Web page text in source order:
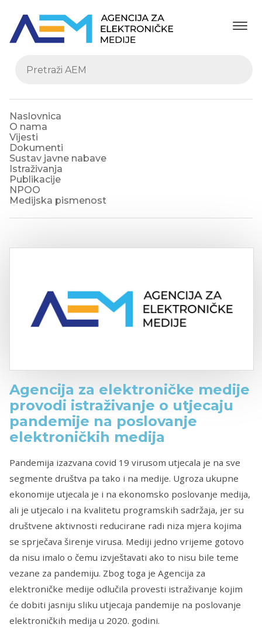
Naslovnica
O nama
Vijesti
Dokumenti
Sustav javne nabave
Istraživanja
Publikacije
NPOO
Medijska pismenost
Agencija za elektroničke medije
provodi istraživanje o utjecaju
pandemije na poslovanje
elektroničkih medija
Pandemija izazvana covid 19 virusom utjecala je na sve
segmente društva pa tako i na medije. Ugroza ukupne
ekonomije utjecala je i na ekonomsko poslovanje medija,
ali je utjecalo i na kvalitetu programskih sadržaja, jer su
društvene aktivnosti reducirane radi niza mjera kojima
se sprječava širenje virusa. Mediji jedno vrijeme gotovo
da nisu imalo o čemu izvještavati ako to nisu bile teme
vezane za pandemiju. Zbog toga je Agencija za
elektroničke medije odlučila provesti istraživanje kojim
će dobiti jasniju sliku utjecaja pandemije na poslovanje
elektroničkih medija u 2020. godini.